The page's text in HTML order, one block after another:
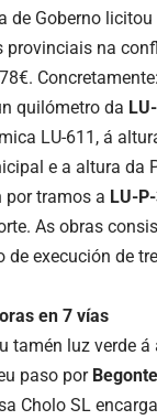
de Goberno
provinciais na
Concretamente:
quilómetro da
LU-611, á
e a altura da
por tramos a LU-
As obras
de execución de
en 7 vías
tamén luz verde
paso por
Cholo SL